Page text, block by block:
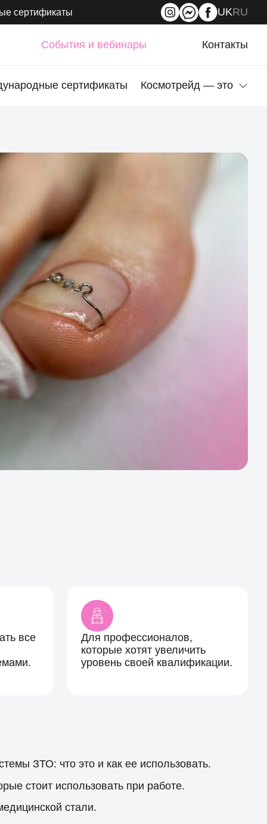
сертификаты UKRU
События и вебинары Контакты
сертификаты Космотрейд — это
все
Для профессионалов,
которые хотят увеличить
уровень своей квалификации.
ЗТО: что это и как ее использовать.
стоит использовать при работе.
стали.